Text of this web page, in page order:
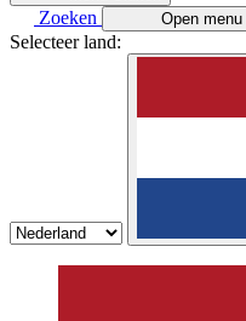
Zoeken Open menu
Selecteer land: